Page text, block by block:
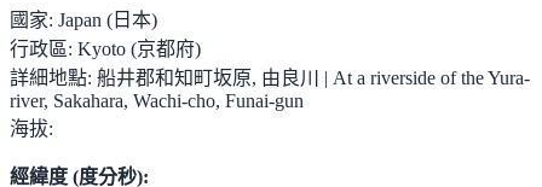
國家: Japan (日本)
行政區: Kyoto (京都府)
詳細地點: 船井郡和知町坂原, 由良川 | At a riverside of the Yura-
river, Sakahara, Wachi-cho, Funai-gun
海拔:
經緯度 (度分秒):